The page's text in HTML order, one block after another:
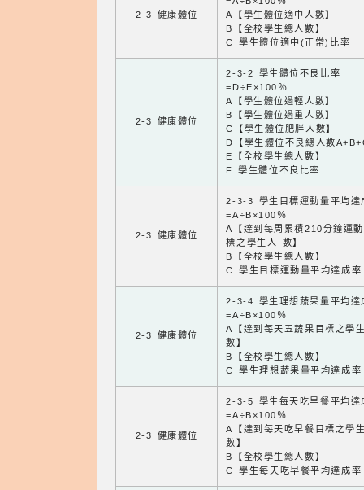
2-3 健康體位
A【學生體位適中人數】
B【全校學生總人數】
C 學生體位適中(正常)比率
2-3 健康體位
2-3-2 學生體位不良比率
=D÷E×100％
A【學生體位過輕人數】
B【學生體位過重人數】
C【學生體位肥胖人數】
D【學生體位不良總人數
E【全校學生總人數】
F 學生體位不良比率
2-3 健康體位
2-3-3 學生目標運動量平均達
=A÷B×100％
A【達到每周累積210分鐘運
標之學生人 數】
B【全校學生總人數】
C 學生目標運動量平均達成率
2-3 健康體位
2-3-4 學生理想蔬果量平均達
=A÷B×100％
A【達到每天五蔬果目標之學
數】
B【全校學生總人數】
C 學生理想蔬果量平均達成率
2-3 健康體位
2-3-5 學生每天吃早餐平均達
=A÷B×100％
A【達到每天吃早餐目標之學
數】
B【全校學生總人數】
C 學生每天吃早餐平均達成率